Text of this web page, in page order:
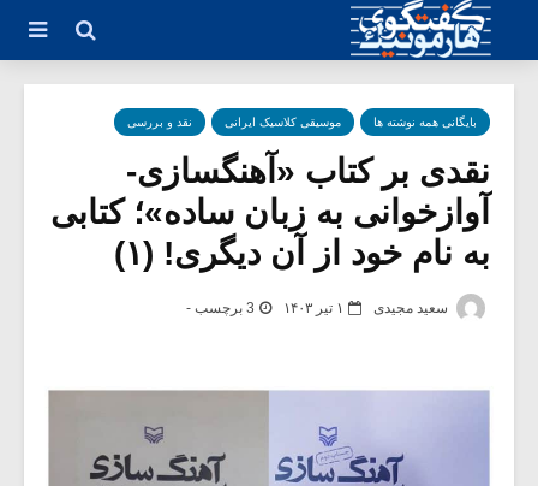
بایگانی همه نوشته ها موسیقی کلاسیک ایرانی نقد و بررسی
نقدی بر کتاب «آهنگسازی-
آوازخوانی به زبان ساده»؛ کتابی
به نام خود از آن دیگری! (۱)
سعید مجیدی ۱ تیر ۱۴۰۳ 3 برچسب -